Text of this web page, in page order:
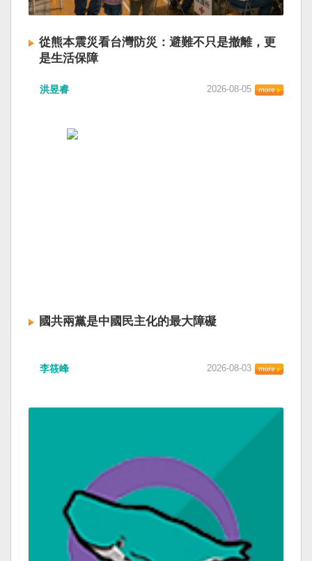
從熊本震災看台灣防災：避難不只是撤離，更
是生活保障
洪昱睿 2026-08-05
國共兩黨是中國民主化的最大障礙
李筱峰 2026-08-03